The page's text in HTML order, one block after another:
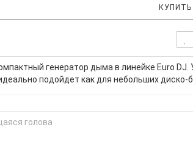
КУПИТЬ
генератор дыма в линейке Euro
подойдет как для небольших диско-